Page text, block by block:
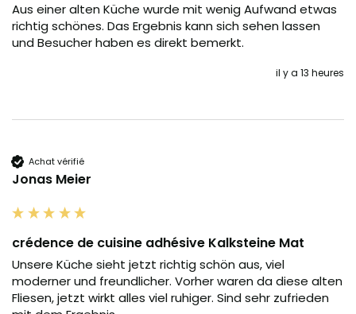
Aus einer alten Küche wurde mit wenig Aufwand etwas
richtig schönes. Das Ergebnis kann sich sehen lassen
und Besucher haben es direkt bemerkt.
il y a 13 heures
Achat vérifié
Jonas Meier
crédence de cuisine adhésive Kalksteine Mat
Unsere Küche sieht jetzt richtig schön aus, viel
moderner und freundlicher. Vorher waren da diese alten
Fliesen, jetzt wirkt alles viel ruhiger. Sind sehr zufrieden